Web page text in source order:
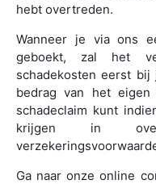
hebt overtreden.
Wanneer je via ons
geboekt, zal het
schadekosten eerst
bedrag van het
schadeclaim kunt
krijgen in
Ga naar onze online